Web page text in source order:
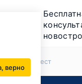
верно
Д Инвест